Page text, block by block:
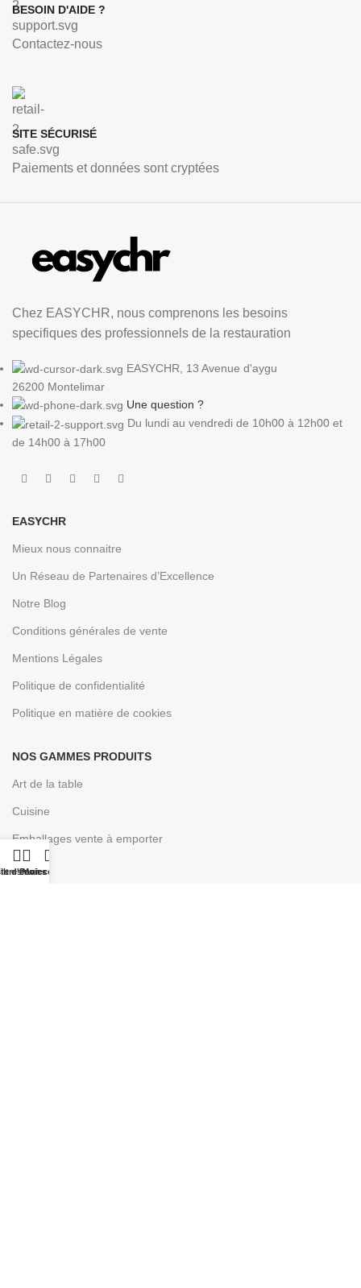
BESOIN D'AIDE ?
Contactez-nous
SITE SÉCURISÉ
Paiements et données sont cryptées
Chez EASYCHR, nous comprenons les besoins
specifiques des professionnels de la restauration
EASYCHR, 13 Avenue d'aygu
26200 Montelimar
Une question ?
Du lundi au vendredi de 10h00 à 12h00 et
de 14h00 à 17h00
EASYCHR
Mieux nous connaitre
Un Réseau de Partenaires d’Excellence
Notre Blog
Conditions générales de vente
Mentions Légales
Politique de confidentialité
Politique en matière de cookies
NOS GAMMES PRODUITS
Art de la table
Cuisine
Emballages vente à emporter
Inox
d'envies
Panier
Mon compte